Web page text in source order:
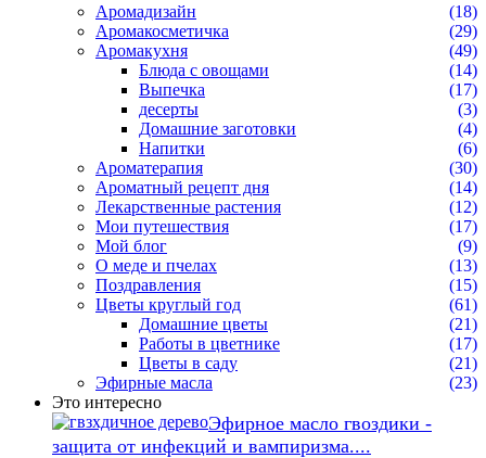
Аромадизайн
(18)
Аромакосметичка
(29)
Аромакухня
(49)
Блюда с овощами
(14)
Выпечка
(17)
десерты
(3)
Домашние заготовки
(4)
Напитки
(6)
Ароматерапия
(30)
Ароматный рецепт дня
(14)
Лекарственные растения
(12)
Мои путешествия
(17)
Мой блог
(9)
О меде и пчелах
(13)
Поздравления
(15)
Цветы круглый год
(61)
Домашние цветы
(21)
Работы в цветнике
(17)
Цветы в саду
(21)
Эфирные масла
(23)
Это интересно
Эфирное масло гвоздики -
защита от инфекций и вампиризма....